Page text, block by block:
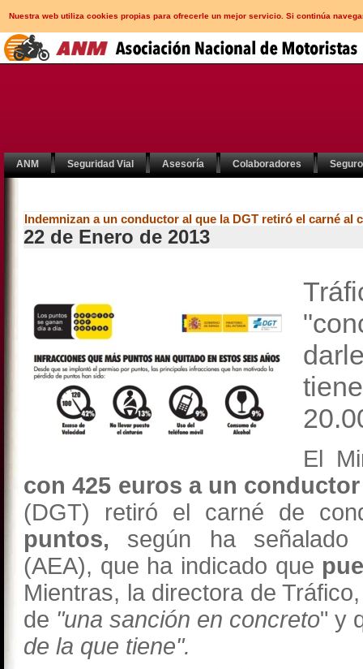
Nuestra web utiliza cookies propias para ofrecerle un mejor servicio. Si continúa
ANM Seguridad Vial Asesoría Colaboradores
Indemnizan a un conductor al que la DGT retiró el carné al
22 de Enero de 2013
El
con 425 euros a un conductor
(DGT) retiró el carné de
puntos, según ha señalado
(AEA), que ha indicado que
Mientras, la directora de
de "una sanción en concreto" y
de la que tiene".